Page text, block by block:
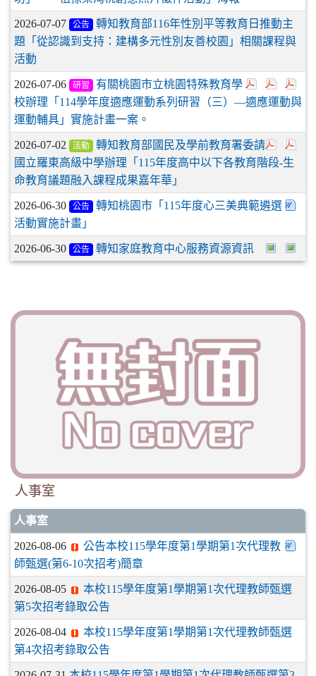
2026-07-07 公告
轉知教育部116年性別平等教育日推動主
題「從認識到支持：建構多元性別友善校園」相關課程與
活動
2026-07-06 研習
有關桃園市立桃園特殊教育學
校辦理「114學年度適應運動系列研習（三）—適應運動與
運動輔具」實施計畫一案。
2026-07-02 活動
轉知教育部國民及學前教育署委請
國立羅東高級中學辦理「115年度高中以下各教育階段-生
命教育議題融入課程成果嘉年華」
2026-06-30 公告
轉知桃園市「115年度心三美典範遴選
活動實施計畫」
2026-06-30 公告 轉知家庭教育中心服務資源資訊
人事室
人事室
2026-08-06
公告本校115學年度第1學期第1次代理教
師甄選(第6-10次招考)簡章
2026-08-05
本校115學年度第1學期第1次代理教師甄選
第5次招考錄取公告
2026-08-04
本校115學年度第1學期第1次代理教師甄選
第4次招考錄取公告